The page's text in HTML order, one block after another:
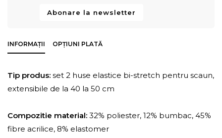
Abonare la newsletter
INFORMAȚII OPȚIUNI PLATĂ
Tip produs: set 2 huse elastice bi-stretch pentru scaun,
extensibile de la 40 la 50 cm
Compozitie material: 32% poliester, 12% bumbac, 45%
fibre acrilice, 8% elastomer